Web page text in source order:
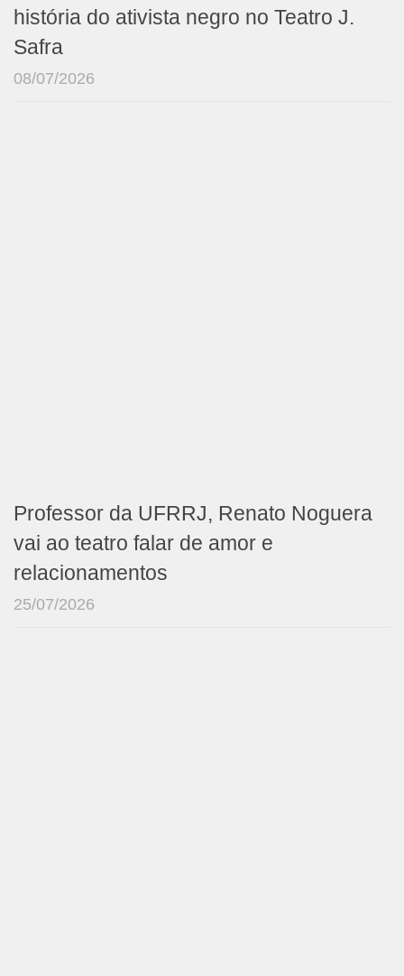
história do ativista negro no Teatro J.
Safra
08/07/2026
Professor da UFRRJ, Renato Noguera
vai ao teatro falar de amor e
relacionamentos
25/07/2026